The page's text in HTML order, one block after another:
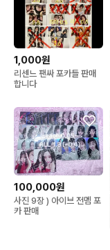
1,000원
리센느 팬싸 포카들 판매
합니다
100,000원
사진 9장 ) 아이브 전멤 포
카 판매